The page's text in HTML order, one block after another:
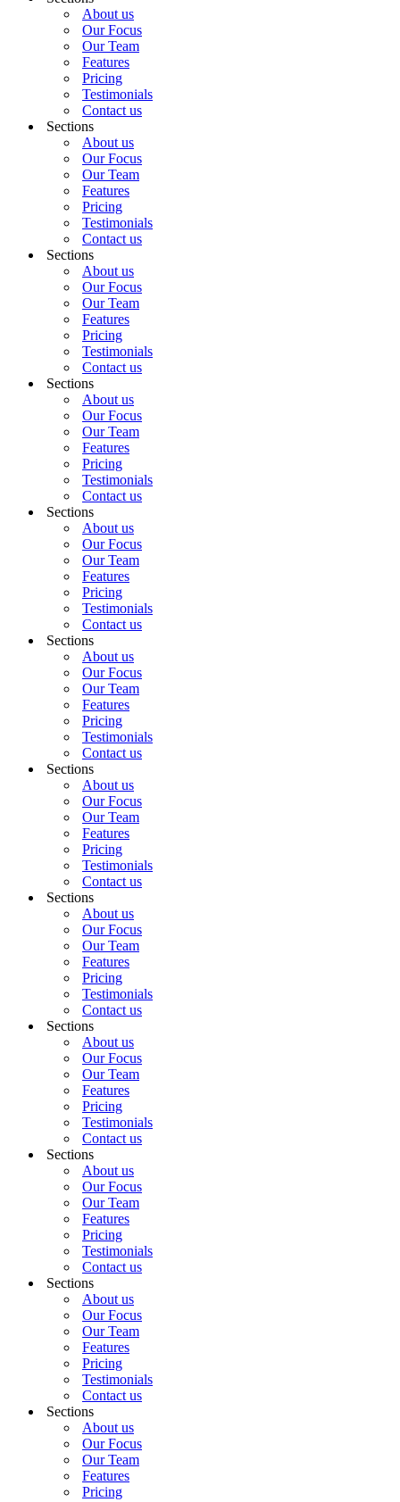
About us
Our Focus
Our Team
Features
Pricing
Testimonials
Contact us
Sections
About us
Our Focus
Our Team
Features
Pricing
Testimonials
Contact us
Sections
About us
Our Focus
Our Team
Features
Pricing
Testimonials
Contact us
Sections
About us
Our Focus
Our Team
Features
Pricing
Testimonials
Contact us
Sections
About us
Our Focus
Our Team
Features
Pricing
Testimonials
Contact us
Sections
About us
Our Focus
Our Team
Features
Pricing
Testimonials
Contact us
Sections
About us
Our Focus
Our Team
Features
Pricing
Testimonials
Contact us
Sections
About us
Our Focus
Our Team
Features
Pricing
Testimonials
Contact us
Sections
About us
Our Focus
Our Team
Features
Pricing
Testimonials
Contact us
Sections
About us
Our Focus
Our Team
Features
Pricing
Testimonials
Contact us
Sections
About us
Our Focus
Our Team
Features
Pricing
Testimonials
Contact us
Sections
About us
Our Focus
Our Team
Features
Pricing